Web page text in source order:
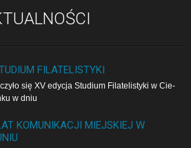
FILATELISTYKI
się XV edycja Studium Filatelistyki w Cie­
w dniu
KOMUNIKACJI MIEJSKIEJ W